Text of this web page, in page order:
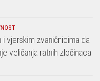
vjerskim zvaničnicima da
veličanja ratnih zločinaca